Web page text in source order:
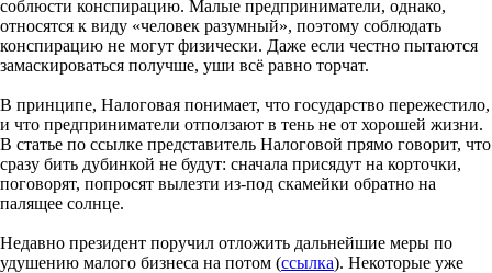
соблюсти конспирацию. Малые предприниматели, однако,
относятся к виду «человек разумный», поэтому соблюдать
конспирацию не могут физически. Даже если честно пытаются
замаскироваться получше, уши всё равно торчат.
В принципе, Налоговая понимает, что государство пережестило,
и что предприниматели отползают в тень не от хорошей жизни.
В статье по ссылке представитель Налоговой прямо говорит, что
сразу бить дубинкой не будут: сначала присядут на корточки,
поговорят, попросят вылезти из-под скамейки обратно на
палящее солнце.
Недавно президент поручил отложить дальнейшие меры по
удушению малого бизнеса на потом (ссылка). Некоторые уже